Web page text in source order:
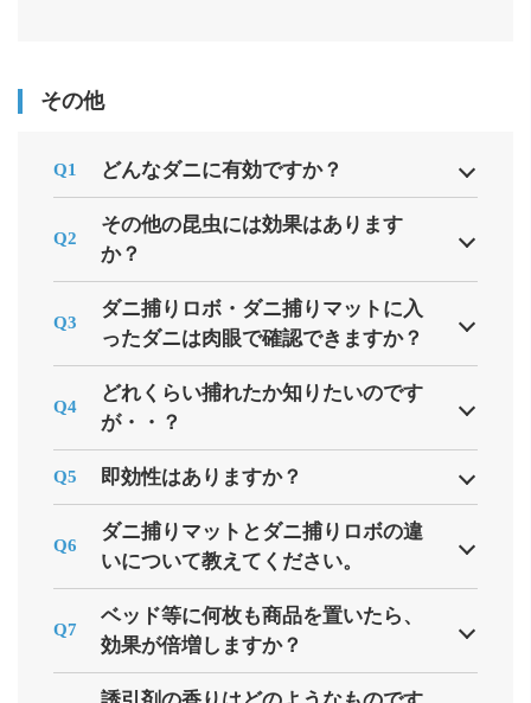
その他
Q1 どんなダニに有効ですか？
Q2
その他の昆虫には効果はあります
か？
Q3
ダニ捕りロボ・ダニ捕りマットに入
ったダニは肉眼で確認できますか？
Q4
どれくらい捕れたか知りたいのです
が・・？
Q5 即効性はありますか？
Q6
ダニ捕りマットとダニ捕りロボの違
いについて教えてください。
Q7
ベッド等に何枚も商品を置いたら、
効果が倍増しますか？